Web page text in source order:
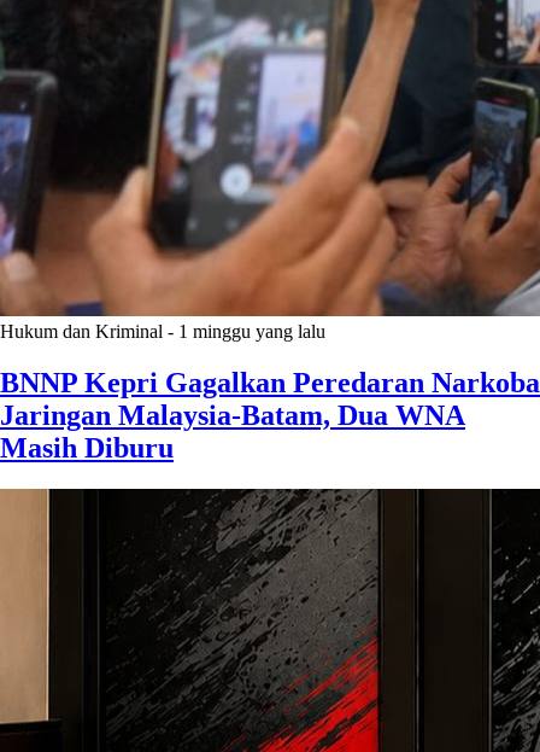
Hukum dan Kriminal - 1 minggu yang lalu
BNNP Kepri Gagalkan Peredaran Narkoba
Jaringan Malaysia-Batam, Dua WNA
Masih Diburu